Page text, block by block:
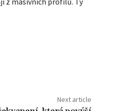
Next article